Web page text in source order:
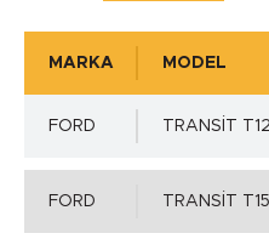
Çalışma Basıncı
MARKA MODEL
FORD TRANSİT T12
FORD TRANSİT T15